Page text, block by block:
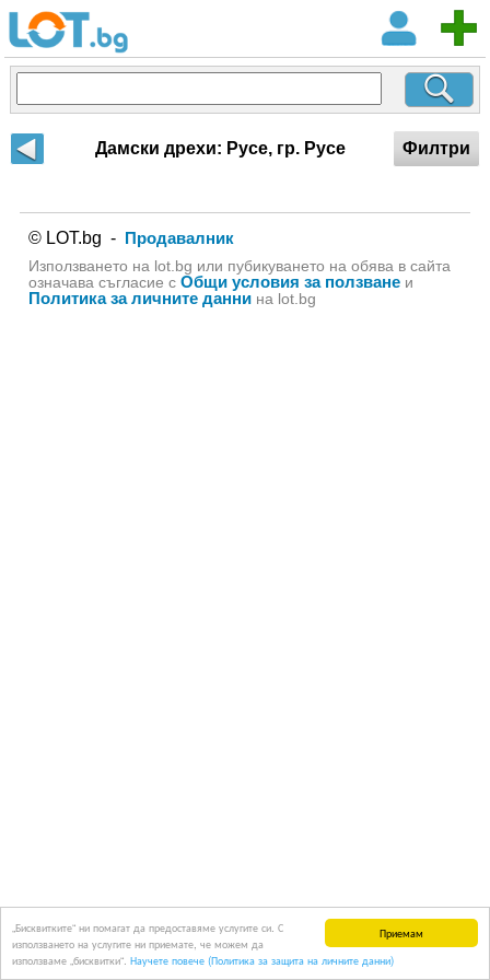
Приемам
„Бисквитките“ ни помагат да предоставяме услугите си. С
използването на услугите ни приемате, че можем да
използваме „бисквитки“. Научете повече (Политика за защита на личните данни)
Дамски дрехи: Русе, гр. Русе Филтри
© LOT.bg - Продавалник
Използването на lot.bg или пубикуването на обява в сайта
означава съгласие с Общи условия за ползванеи
Политика за личните даннина lot.bg